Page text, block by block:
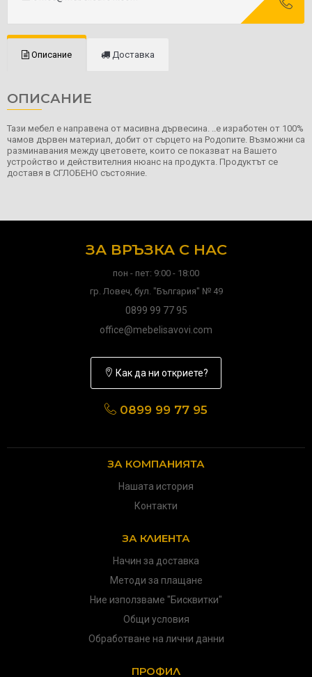
Описание Доставка
ОПИСАНИЕ
Тази мебел е направена от масивна дървесина. ..е изработен от 100%
чамов дървен материал, добит от сърцето на Родопите. Възможни са
разминавания между цветовете, които се показват на Вашето
устройство и действителния нюанс на продукта. Продуктът се
доставя в СГЛОБЕНО състояние.
ЗА ВРЪЗКА С НАС
пон - пет: 9:00 - 18:00
гр. Ловеч, бул. "България" № 49
0899 99 77 95
office@mebelisavovi.com
Как да ни откриете?
0899 99 77 95
ЗА КОМПАНИЯТА
Нашата история
Контакти
ЗА КЛИЕНТА
Начин за доставка
Методи за плащане
Ние използваме "Бисквитки"
Общи условия
Обработване на лични данни
ПРОФИЛ